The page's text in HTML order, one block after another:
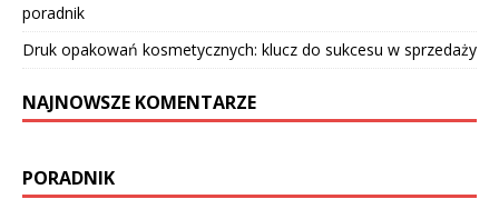
poradnik
Druk opakowań kosmetycznych: klucz do sukcesu w sprzedaży
NAJNOWSZE KOMENTARZE
PORADNIK